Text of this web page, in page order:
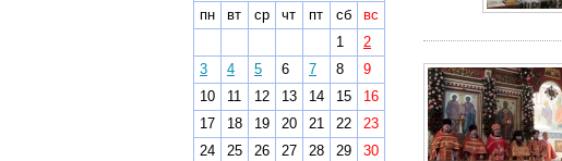
пн
вт ср чт пт сб
вс
1
2
3
4 5 6 7 8
9
10
11 12 13 14 15
16
17
18 19 20 21 22
23
24
25 26 27 28 29
30